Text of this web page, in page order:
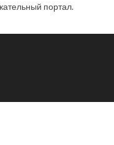
портал.